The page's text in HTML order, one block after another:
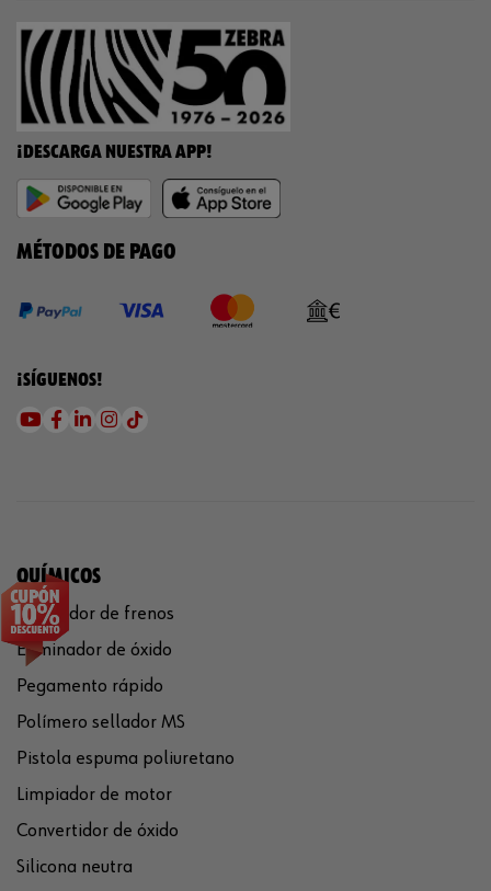
¡DESCARGA NUESTRA APP!
MÉTODOS DE PAGO
¡SÍGUENOS!
QUÍMICOS
Limpiador de frenos
Eliminador de óxido
Pegamento rápido
Polímero sellador MS
Pistola espuma poliuretano
Limpiador de motor
Convertidor de óxido
Silicona neutra